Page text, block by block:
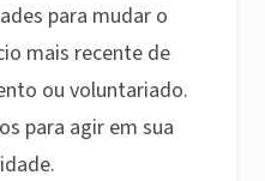
para mudar o
mais recente de
ou voluntariado.
para agir em sua